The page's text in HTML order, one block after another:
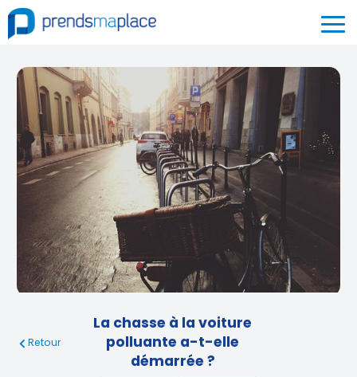
Retour
La chasse à la voiture
polluante a-t-elle
démarrée ?